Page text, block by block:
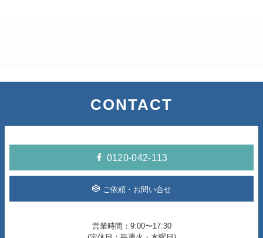
2025年7月
2025年6月
2025年5月
CONTACT
0120-042-113
ご依頼・お問い合せ
営業時間：9:00〜17:30